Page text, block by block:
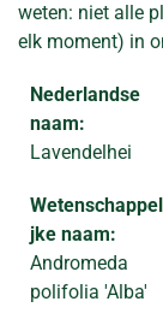
weten: niet alle
elk moment) in
Nederlandse
naam:
Lavendelhei
jke naam:
Andromeda
polifolia 'Alba'